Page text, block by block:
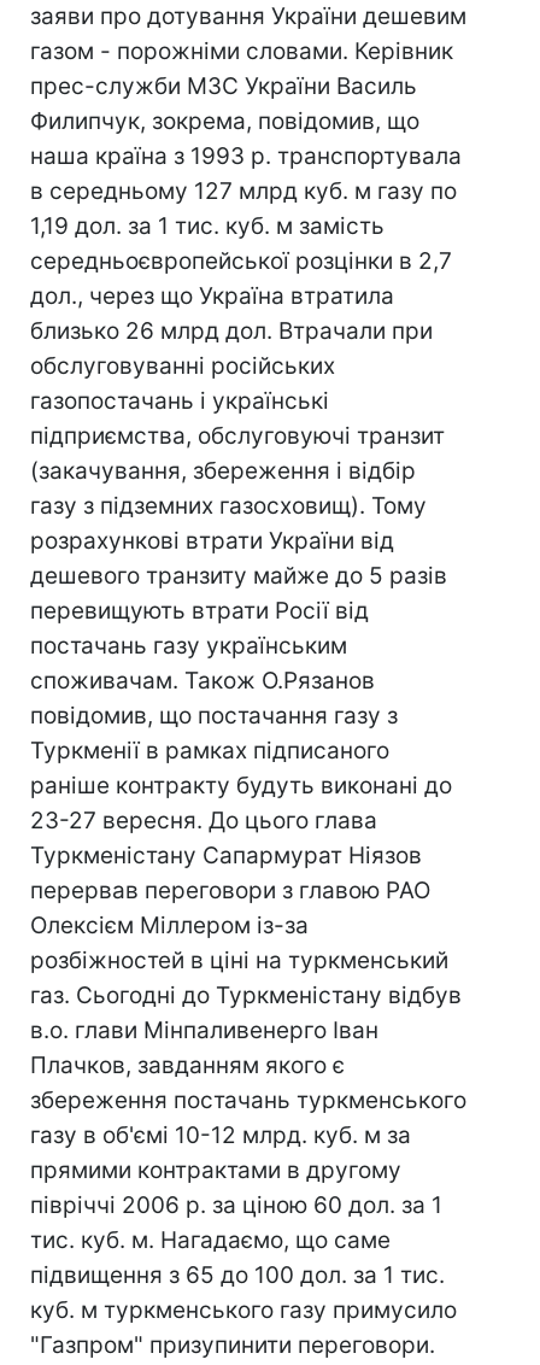
заяви про дотування України дешевим
газом - порожніми словами. Керівник
прес-служби МЗС України Василь
Филипчук, зокрема, повідомив, що
наша країна з 1993 р. транспортувала
в середньому 127 млрд куб. м газу по
1,19 дол. за 1 тис. куб. м замість
середньоєвропейської розцінки в 2,7
дол., через що Україна втратила
близько 26 млрд дол. Втрачали при
обслуговуванні російських
газопостачань і українські
підприємства, обслуговуючі транзит
(закачування, збереження і відбір
газу з підземних газосховищ). Тому
розрахункові втрати України від
дешевого транзиту майже до 5 разів
перевищують втрати Росії від
постачань газу українським
споживачам. Також О.Рязанов
повідомив, що постачання газу з
Туркменії в рамках підписаного
раніше контракту будуть виконані до
23-27 вересня. До цього глава
Туркменістану Сапармурат Ніязов
перервав переговори з главою РАО
Олексієм Міллером із-за
розбіжностей в ціні на туркменський
газ. Сьогодні до Туркменістану відбув
в.о. глави Мінпаливенерго Іван
Плачков, завданням якого є
збереження постачань туркменського
газу в об'ємі 10-12 млрд. куб. м за
прямими контрактами в другому
півріччі 2006 р. за ціною 60 дол. за 1
тис. куб. м. Нагадаємо, що саме
підвищення з 65 до 100 дол. за 1 тис.
куб. м туркменського газу примусило
"Газпром" призупинити переговори.